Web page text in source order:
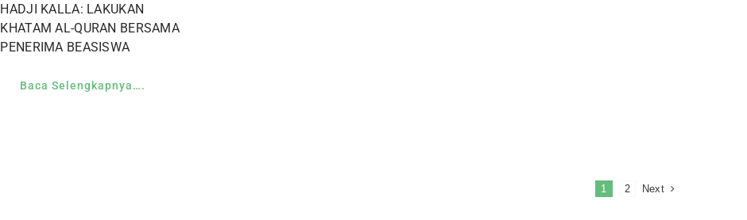
HADJI KALLA: LAKUKAN
KHATAM AL-QURAN BERSAMA
PENERIMA BEASISWA
Baca Selengkapnya….
1 2 Next